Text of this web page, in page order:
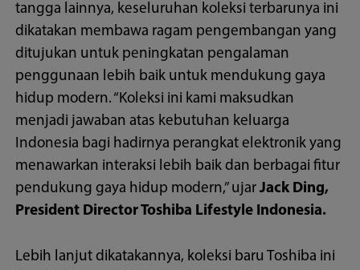
tangga lainnya, keseluruhan koleksi terbarunya ini
dikatakan membawa ragam pengembangan yang
ditujukan untuk peningkatan pengalaman
penggunaan lebih baik untuk mendukung gaya
hidup modern. “Koleksi ini kami maksudkan
menjadi jawaban atas kebutuhan keluarga
Indonesia bagi hadirnya perangkat elektronik yang
menawarkan interaksi lebih baik dan berbagai fitur
pendukung gaya hidup modern,” ujarJack Ding,
President Director Toshiba Lifestyle Indonesia.
Lebih lanjut dikatakannya, koleksi baru Toshiba ini